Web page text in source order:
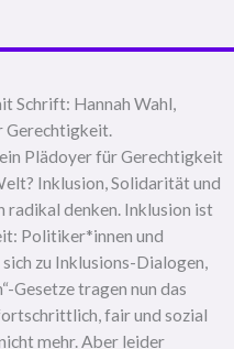
Plädoyer für Gerechtigkeit
Inklusion, Solidarität und
radikal denken. Inklusion ist
Politiker*innen und
zu Inklusions-Dialogen,
Gesetze tragen nun das
fair und sozial
mehr. Aber leider